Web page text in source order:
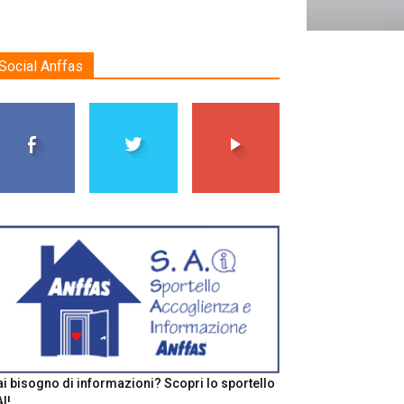
Anffas
bisogno di informazioni? Scopri lo sportello